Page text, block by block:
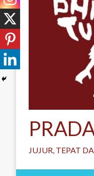
JUJUR, TEPAT